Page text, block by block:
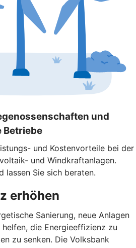
und
Betriebe
und Kostenvorteile bei der
und Windkraftanlagen.
lassen Sie sich beraten.
erhöhen
Sanierung, neue Anlagen
die Energieeffizienz zu
zu senken. Die Volksbank